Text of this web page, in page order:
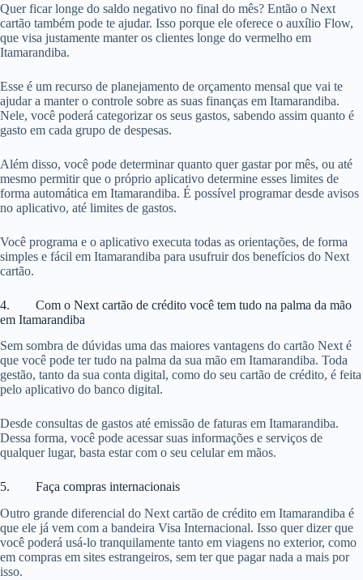
Quer ficar longe do saldo negativo no final do mês? Então o Next
cartão também pode te ajudar. Isso porque ele oferece o auxílio Flow,
que visa justamente manter os clientes longe do vermelho em
Itamarandiba.
Esse é um recurso de planejamento de orçamento mensal que vai te
ajudar a manter o controle sobre as suas finanças em Itamarandiba.
Nele, você poderá categorizar os seus gastos, sabendo assim quanto é
gasto em cada grupo de despesas.
Além disso, você pode determinar quanto quer gastar por mês, ou até
mesmo permitir que o próprio aplicativo determine esses limites de
forma automática em Itamarandiba. É possível programar desde avisos
no aplicativo, até limites de gastos.
Você programa e o aplicativo executa todas as orientações, de forma
simples e fácil em Itamarandiba para usufruir dos benefícios do Next
cartão.
4. Com o Next cartão de crédito você tem tudo na palma da mão
em Itamarandiba
Sem sombra de dúvidas uma das maiores vantagens do cartão Next é
que você pode ter tudo na palma da sua mão em Itamarandiba. Toda
gestão, tanto da sua conta digital, como do seu cartão de crédito, é feita
pelo aplicativo do banco digital.
Desde consultas de gastos até emissão de faturas em Itamarandiba.
Dessa forma, você pode acessar suas informações e serviços de
qualquer lugar, basta estar com o seu celular em mãos.
5. Faça compras internacionais
Outro grande diferencial do Next cartão de crédito em Itamarandiba é
que ele já vem com a bandeira Visa Internacional. Isso quer dizer que
você poderá usá-lo tranquilamente tanto em viagens no exterior, como
em compras em sites estrangeiros, sem ter que pagar nada a mais por
isso.